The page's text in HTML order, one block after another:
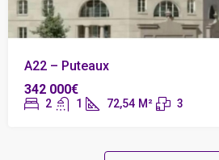
A22 – Puteaux
342 000€
2 1 72,54 M² 3